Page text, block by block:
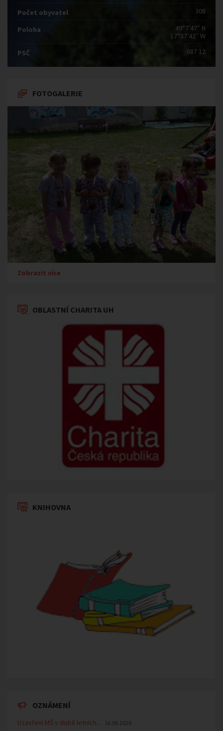
Počet obyvatel 308
Poloha
49°7′47″ N
17°37′42″ W
PSČ
687 12
FOTOGALERIE
Zobrazit více
OBLASTNÍ CHARITA UH
KNIHOVNA
OZNÁMENÍ
Uzavření MŠ v době letních… 16.06.2026